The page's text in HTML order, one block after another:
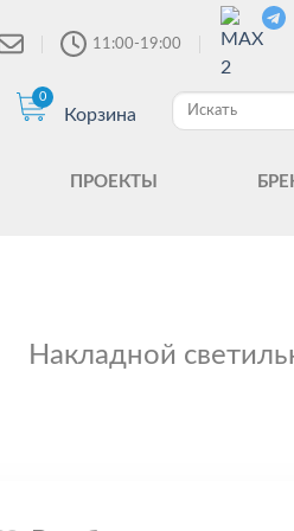
11:00-19:00
0
Корзина
ПРОЕКТЫ
Накладной